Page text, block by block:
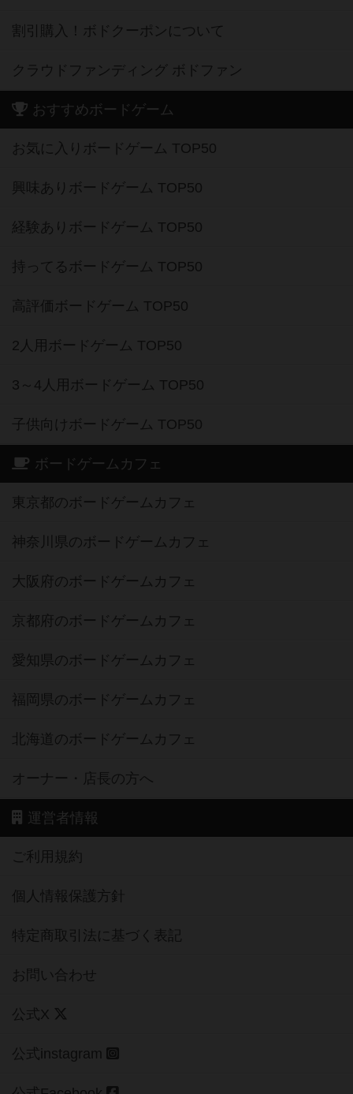
割引購入！ボドクーポンについて
クラウドファンディング ボドファン
おすすめボードゲーム
お気に入りボードゲーム TOP50
興味ありボードゲーム TOP50
経験ありボードゲーム TOP50
持ってるボードゲーム TOP50
高評価ボードゲーム TOP50
2人用ボードゲーム TOP50
3～4人用ボードゲーム TOP50
子供向けボードゲーム TOP50
ボードゲームカフェ
東京都のボードゲームカフェ
神奈川県のボードゲームカフェ
大阪府のボードゲームカフェ
京都府のボードゲームカフェ
愛知県のボードゲームカフェ
福岡県のボードゲームカフェ
北海道のボードゲームカフェ
オーナー・店長の方へ
運営者情報
ご利用規約
個人情報保護方針
特定商取引法に基づく表記
お問い合わせ
公式X
公式instagram